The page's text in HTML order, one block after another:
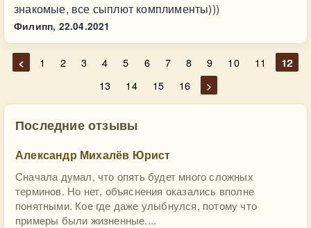
знакомые, все сыплют комплименты)))
Филипп, 22.04.2021
< 1 2 3 4 5 6 7 8 9 10 11
12
13
14 15 16 >
Последние отзывы
Александр Михалёв Юрист
Сначала думал, что опять будет много сложных
терминов. Но нет, объяснения оказались вполне
понятными. Кое где даже улыбнулся, потому что
примеры были жизненные....